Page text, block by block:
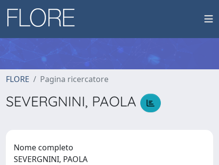
FLORE Pagina ricercatore
SEVERGNINI, PAOLA
Nome completo
SEVERGNINI, PAOLA